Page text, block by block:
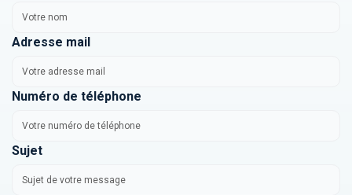
Adresse mail
Numéro de téléphone
Sujet